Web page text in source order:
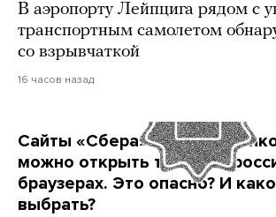
В аэропорту Лейпцига рядом с
транспортным самолетом
со взрывчаткой
16 часов назад
Сайты «Сбера» и других
можно открыть только в
браузерах. Это опасно? И
выбрать?